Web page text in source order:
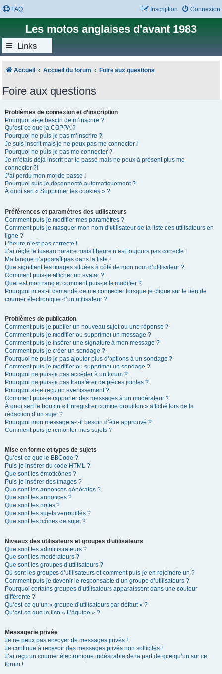
FAQ Connexion
Inscription
Les motos anglaises d'avant 1983
Links
Accueil Accueil du forum Foire aux questions
Foire aux questions
Problèmes de connexion et d’inscription
Pourquoi ai-je besoin de m’inscrire ?
Qu’est-ce que la COPPA ?
Pourquoi ne puis-je pas m’inscrire ?
Je suis inscrit mais je ne peux pas me connecter !
Pourquoi ne puis-je pas me connecter ?
Je m’étais déjà inscrit par le passé mais ne peux à présent plus me
connecter ?!
J’ai perdu mon mot de passe !
Pourquoi suis-je déconnecté automatiquement ?
À quoi sert « Supprimer les cookies » ?
Préférences et paramètres des utilisateurs
Comment puis-je modifier mes paramètres ?
Comment puis-je masquer mon nom d’utilisateur de la liste des utilisateurs en
ligne ?
L’heure n’est pas correcte !
J’ai réglé le fuseau horaire mais l’heure n’est toujours pas correcte !
Ma langue n’apparaît pas dans la liste !
Que signifient les images situées à côté de mon nom d’utilisateur ?
Comment puis-je afficher un avatar ?
Quel est mon rang et comment puis-je le modifier ?
Pourquoi m’est-il demandé de me connecter lorsque je clique sur le lien de
courrier électronique d’un utilisateur ?
Problèmes de publication
Comment puis-je publier un nouveau sujet ou une réponse ?
Comment puis-je modifier ou supprimer un message ?
Comment puis-je insérer une signature à mon message ?
Comment puis-je créer un sondage ?
Pourquoi ne puis-je pas ajouter plus d’options à un sondage ?
Comment puis-je modifier ou supprimer un sondage ?
Pourquoi ne puis-je pas accéder à un forum ?
Pourquoi ne puis-je pas transférer de pièces jointes ?
Pourquoi ai-je reçu un avertissement ?
Comment puis-je rapporter des messages à un modérateur ?
À quoi sert le bouton « Enregistrer comme brouillon » affiché lors de la
rédaction d’un sujet ?
Pourquoi mon message a-t-il besoin d’être approuvé ?
Comment puis-je remonter mes sujets ?
Mise en forme et types de sujets
Qu’est-ce que le BBCode ?
Puis-je insérer du code HTML ?
Que sont les émoticônes ?
Puis-je insérer des images ?
Que sont les annonces générales ?
Que sont les annonces ?
Que sont les notes ?
Que sont les sujets verrouillés ?
Que sont les icônes de sujet ?
Niveaux des utilisateurs et groupes d’utilisateurs
Que sont les administrateurs ?
Que sont les modérateurs ?
Que sont les groupes d’utilisateurs ?
Où sont les groupes d’utilisateurs et comment puis-je en rejoindre un ?
Comment puis-je devenir le responsable d’un groupe d’utilisateurs ?
Pourquoi certains groupes d’utilisateurs apparaissent dans une couleur
différente ?
Qu’est-ce qu’un « groupe d’utilisateurs par défaut » ?
Qu’est-ce que le lien « L’équipe » ?
Messagerie privée
Je ne peux pas envoyer de messages privés !
Je continue à recevoir des messages privés non sollicités !
J’ai reçu un courrier électronique indésirable de la part de quelqu’un sur ce
forum !